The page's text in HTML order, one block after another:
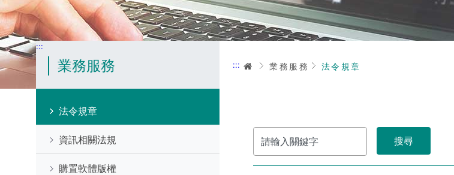
:::
業務服務
法令規章
資訊相關法規
購置軟體版權
::: 首頁業務服務 法令規章
請
輸
入
關
鍵